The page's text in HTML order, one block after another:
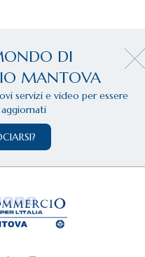
DI
MANTOVA
servizi e video per essere